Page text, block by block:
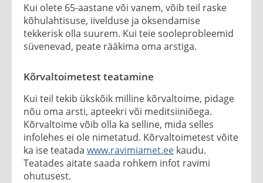
Kui olete 65-aastane või vanem, võib teil raske
kõhulahtisuse, iivelduse ja oksendamise
tekkerisk olla suurem. Kui teie sooleprobleemid
süvenevad, peate rääkima oma arstiga.
Kõrvaltoimetest teatamine
Kui teil tekib ükskõik milline kõrvaltoime, pidage
nõu oma arsti, apteekri või meditsiiniõega.
Kõrvaltoime võib olla ka selline, mida selles
infolehes ei ole nimetatud. Kõrvaltoimetest võite
ka ise teatada www.ravimiamet.ee kaudu.
Teatades aitate saada rohkem infot ravimi
ohutusest.